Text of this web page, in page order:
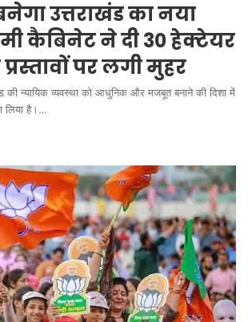
उत्तराखंड का नया
कैबिनेट ने दी 30 हेक्टेयर
पर लगी मुहर
की न्यायिक व्यवस्था को आधुनिक और मजबूत बनाने की दिशा में
लिया है।…